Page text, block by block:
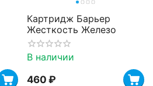
Картридж Барьер
Жесткость Железо
В наличии
‍460‍ ₽